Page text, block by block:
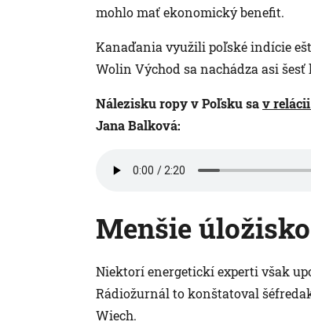
mohlo mať ekonomický benefit.
Kanaďania využili poľské indície
Wolin Východ sa nachádza asi
Nálezisku ropy v Poľsku sav
Jana Balková:
Menšie úložisko
Niektorí energetickí experti však
Rádiožurnál to konštatoval
Wiech.